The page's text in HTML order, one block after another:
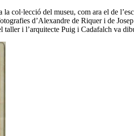
a la col·lecció del museu, com ara el de
d’Alexandre de Riquer i de
i l’arquitecte Puig i Cadafalch va